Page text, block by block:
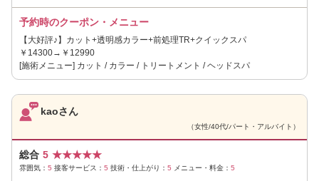
予約時のクーポン・メニュー
【大好評♪】カット+透明感カラー+前処理TR+クイックスパ
￥14300→￥12990
[施術メニュー] カット / カラー / トリートメント / ヘッドスパ
kaoさん
（女性/40代/パート・アルバイト）
総合 5 ★★★★★
雰囲気： 5 接客サービス： 5 技術・仕上がり： 5 メニュー・料金： 5